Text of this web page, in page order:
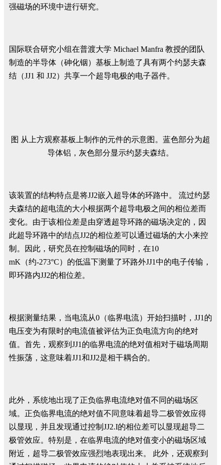
强磁场的环境中进行研究。
国际联合研究小组在普渡大学 Michael Manfra 教授的团队
制造的半导体（砷化铟）基板上制造了具有两个约瑟夫森
结（JJ1 和 JJ2）共享一个超导电极的电子器件。
图 从上方观察基板上制作的元件的示意图。蓝色部分为超
导体铝，灰色部分显示约瑟夫森结。
该装置的结构特点是将JJ2嵌入超导体的环路中。 流过约瑟
夫森结的超电流的大小根据两个超导电极之间的相位差而
变化。由于该相位差是由穿透超导环路的磁场决定的，因
此超导环路中的结点JJ2的相位差可以通过磁场的大小来控
制。因此，研究员在控制磁场的同时，在10
mK（约-273°C）的低温下测量了环路外JJ1中的电子传输，
即环路内JJ2的相位差。
根据测量结果，当电流从0（临界电流）开始扫描时，JJ1的
电压变为有限时的电流值被评估为正负电流方向的绝对
值。首先，观察到JJ1的临界电流的绝对值相对于磁场周期
性振荡，这意味着JJ1和JJ2是相干耦合的。
此外，系统地出现了正负临界电流绝对值不同的磁场区
域。正负临界电流的绝对值不同意味着超导二极管效应得
以显现，并且发现通过控制JJ2.I的相位差可以显现超导二
极管效应。特别是，在临界电流的绝对值变小的磁场区域
附近，超导二极管效应强烈地表现出来。 此外，还观察到